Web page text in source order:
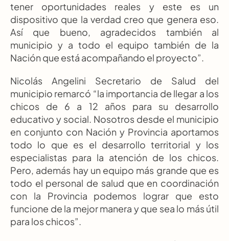
tener oportunidades reales y este es un
dispositivo que la verdad creo que genera eso.
Así que bueno, agradecidos también al
municipio y a todo el equipo también de la
Nación que está acompañando el proyecto”.
Nicolás Angelini Secretario de Salud del
municipio remarcó “la importancia de llegar a los
chicos de 6 a 12 años para su desarrollo
educativo y social. Nosotros desde el municipio
en conjunto con Nación y Provincia aportamos
todo lo que es el desarrollo territorial y los
especialistas para la atención de los chicos.
Pero, además hay un equipo más grande que es
todo el personal de salud que en coordinación
con la Provincia podemos lograr que esto
funcione de la mejor manera y que sea lo más útil
para los chicos”.